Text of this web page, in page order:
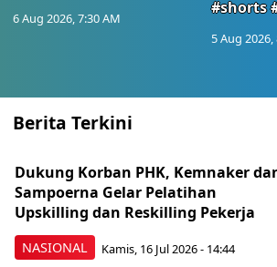
6 Aug 2026, 7:30 AM
#shorts
5 Aug 2026,
Berita Terkini
NASIONAL
Dukung Korban PHK, Kemnaker
Sampoerna Gelar Pelatihan
Upskilling dan Reskilling Pekerja
Kamis, 16 Jul 2026 - 14:44